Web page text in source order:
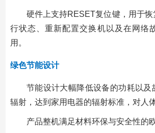
硬件上支持RESET复位键，用于
行状态、重新配置交换机以及在网络
用。
绿色节能设计
节能设计大幅降低设备的功耗以及
辐射，达到家用电器的辐射标准，对人
产品整机满足材料环保与安全性的